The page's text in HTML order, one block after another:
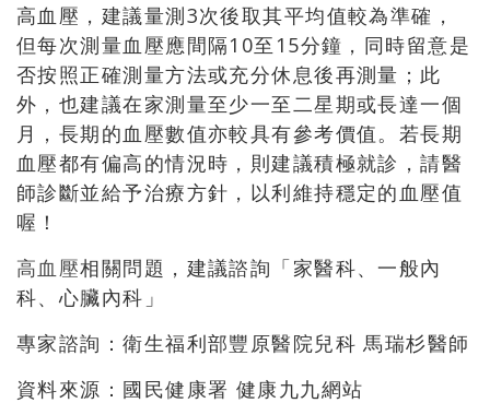
高血壓，建議量測3次後取其平均值較為準確，
但每次測量血壓應間隔10至15分鐘，同時留意是
否按照正確測量方法或充分休息後再測量；此
外，也建議在家測量至少一至二星期或長達一個
月，長期的血壓數值亦較具有參考價值。若長期
血壓都有偏高的情況時，則建議積極就診，請醫
師診斷並給予治療方針，以利維持穩定的血壓值
喔！
高血壓相關問題，建議諮詢「家醫科、一般內
科、心臟內科」
專家諮詢：衛生福利部豐原醫院兒科 馬瑞杉醫師
資料來源：國民健康署 健康九九網站